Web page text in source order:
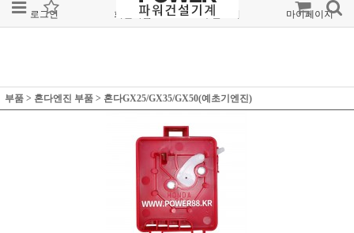
로그인 회원가입 주문조회 마이페이지
부품 > 혼다엔진 부품 > 혼다GX25/GX35/GX50(예초기엔진)